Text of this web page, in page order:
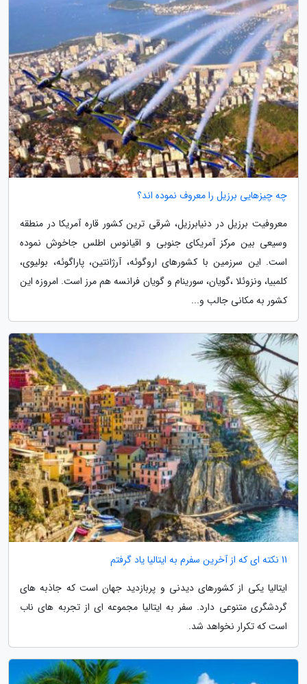
چه چیزهایی برزیل را معروف نموده اند؟
معروفیت برزیل در دنیابرزیل، شرقی ترین کشور قاره آمریکا در منطقه
وسیعی بین مرکز آمریکای جنوبی و اقیانوس اطلس جاخوش نموده
است. این سرزمین با کشورهای اروگوئه، آرژانتین، پاراگوئه، بولیوی،
کلمبیا، ونزوئلا ،گویان، سورینام و گویان فرانسه هم مرز است. امروزه این
کشور به مکانی جالب و...
11 نکته ای که از آخرین سفرم به ایتالیا یاد گرفتم
ایتالیا یکی از کشورهای دیدنی و پربازدید جهان است که جاذبه های
گردشگری متنوعی دارد. سفر به ایتالیا مجموعه ای از تجربه های ناب
است که تکرار نخواهد شد.